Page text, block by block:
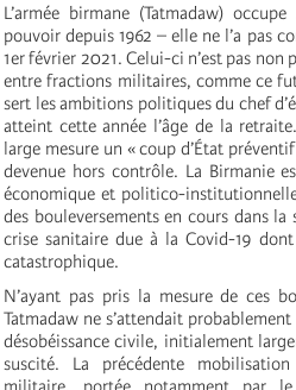
L’armée birmane (Tatmadaw)
pouvoir depuis 1962 – elle ne l’a pas
1er février 2021. Celui-ci n’est pas
entre fractions militaires, comme ce
sert les ambitions politiques du chef
atteint cette année l’âge de la
large mesure un « coup d’État
devenue hors contrôle. La Birmanie
économique et politico-
des bouleversements en cours dans
crise sanitaire due à la Covid-19
catastrophique.
N’ayant pas pris la mesure de ces
Tatmadaw ne s’attendait
désobéissance civile, initialement
suscité. La précédente